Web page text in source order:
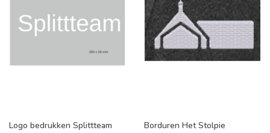
Logo bedrukken Splittteam Borduren Het Stolpie